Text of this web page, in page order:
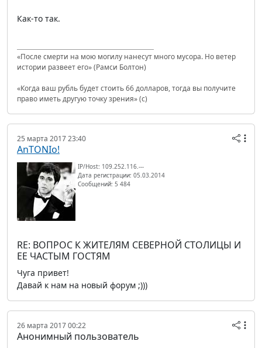
Как-то так.
«После смерти на мою могилу нанесут много мусора. Но ветер
истории развеет его» (Рамси Болтон)
«Когда ваш рубль будет стоить 66 долларов, тогда вы получите
право иметь другую точку зрения» (с)
25 марта 2017 23:40
AnTONIo!
IP/Host: 109.252.116.---
Дата регистрации: 05.03.2014
Сообщений: 5 484
RE: ВОПРОС К ЖИТЕЛЯМ СЕВЕРНОЙ СТОЛИЦЫ И
ЕЕ ЧАСТЫМ ГОСТЯМ
Чуга привет!
Давай к нам на новый форум ;)))
26 марта 2017 00:22
Анонимный пользователь